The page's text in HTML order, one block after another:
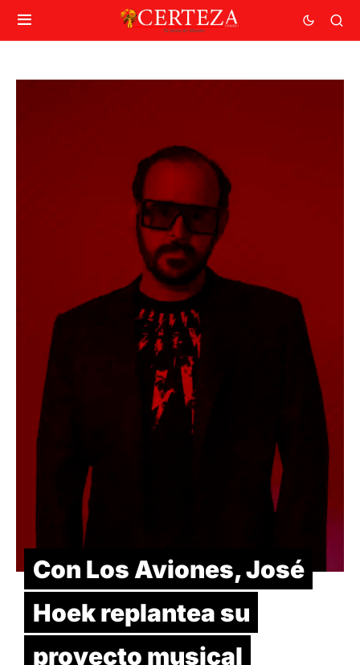
Con Los Aviones, José
Hoek replantea su
proyecto musical